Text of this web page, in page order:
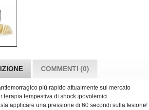
COMMENTI (0)
più rapido attualmente sul mercato
terapia tempestiva di shock ipovolemici
applicare una pressione di 60 secondi sulla lesione!